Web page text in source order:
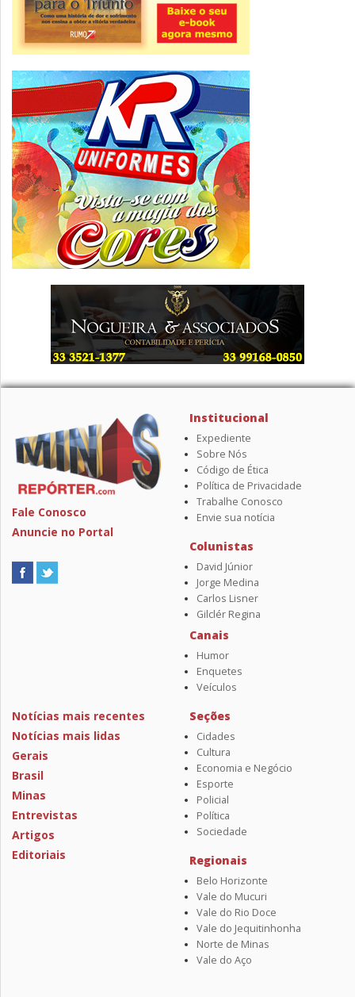
Fale Conosco
Anuncie no Portal
Institucional
Expediente
Sobre Nós
Código de Ética
Política de Privacidade
Trabalhe Conosco
Envie sua notícia
Colunistas
David Júnior
Jorge Medina
Carlos Lisner
Gilclér Regina
Canais
Humor
Enquetes
Veículos
Notícias mais recentes
Notícias mais lidas
Gerais
Brasil
Minas
Entrevistas
Artigos
Editoriais
Seções
Cidades
Cultura
Economia e Negócio
Esporte
Policial
Política
Sociedade
Regionais
Belo Horizonte
Vale do Mucuri
Vale do Rio Doce
Vale do Jequitinhonha
Norte de Minas
Vale do Aço